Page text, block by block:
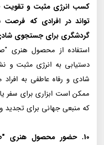
کسب انرژی مثبت و
تواند در افرادی که
گردشگری برای جستجوی شادی
استفاده از محصول هنری
دستیابی به انرژی مثبت و
شادی و رفاه عاطفی به
ممکن است ابزاری برای سفر
که منبعی جهانی برای
10. حضور محصول هنری